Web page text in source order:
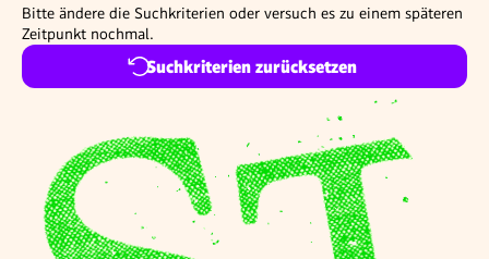
Bitte ändere die Suchkriterien oder versuch es zu einem späteren
Zeitpunkt nochmal.
Suchkriterien zurücksetzen